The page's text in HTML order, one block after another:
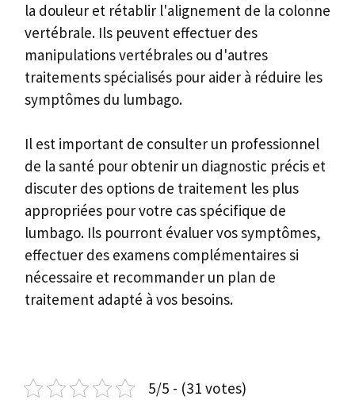
la douleur et rétablir l'alignement de la colonne
vertébrale. Ils peuvent effectuer des
manipulations vertébrales ou d'autres
traitements spécialisés pour aider à réduire les
symptômes du lumbago.
Il est important de consulter un professionnel
de la santé pour obtenir un diagnostic précis et
discuter des options de traitement les plus
appropriées pour votre cas spécifique de
lumbago. Ils pourront évaluer vos symptômes,
effectuer des examens complémentaires si
nécessaire et recommander un plan de
traitement adapté à vos besoins.
5/5 - (31 votes)